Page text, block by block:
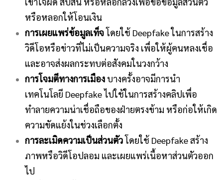
หรือหลอกให้โอนเงิน
การเผยแพร่ข้อมูลเท็จโดยใช้ Deepfake ในการสร้าง
วิดีโอหรือข่าวที่ไม่เป็นความจริง เพื่อให้ผู้คนหลงเชื่อ
และอาจส่งผลกระทบต่อสังคมในวงกว้าง
การโจมตีทางการเมือง บางครั้งอาจมีการนำ
เทคโนโลยี Deepfake ไปใช้ในการสร้างคลิปเพื่อ
ทำลายความน่าเชื่อถือของฝ่ายตรงข้าม หรือก่อให้เกิด
ความขัดแย้งในช่วงเลือกตั้ง
การละเมิดความเป็นส่วนตัวโดยใช้ Deepfake สร้าง
ภาพหรือวิดีโอปลอม และเผยแพร่เนื้อหาส่วนตัวออก
ไป